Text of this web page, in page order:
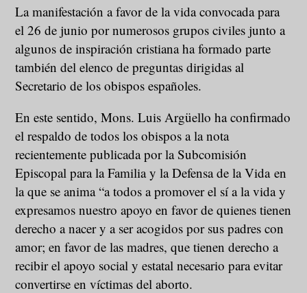
La manifestación a favor de la vida convocada para
el 26 de junio por numerosos grupos civiles junto a
algunos de inspiración cristiana ha formado parte
también del elenco de preguntas dirigidas al
Secretario de los obispos españoles.
En este sentido, Mons. Luis Argüello ha confirmado
el respaldo de todos los obispos a la nota
recientemente publicada por la Subcomisión
Episcopal para la Familia y la Defensa de la Vida en
la que se anima “a todos a promover el sí a la vida y
expresamos nuestro apoyo en favor de quienes tienen
derecho a nacer y a ser acogidos por sus padres con
amor; en favor de las madres, que tienen derecho a
recibir el apoyo social y estatal necesario para evitar
convertirse en víctimas del aborto.